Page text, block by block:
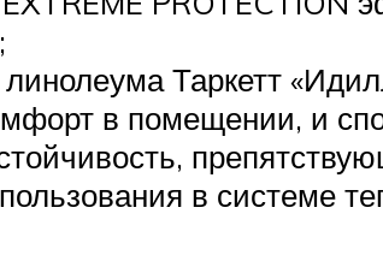
Таркетт
в помещении, и
в системе